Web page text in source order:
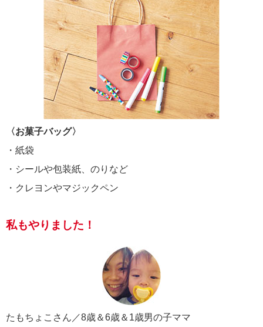
〈お菓子バッグ〉
・紙袋
・シールや包装紙、のりなど
・クレヨンやマジックペン
私もやりました！
たもちょこさん／8歳＆6歳＆1歳男の子ママ